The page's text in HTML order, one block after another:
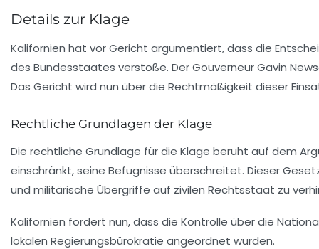
Details zur Klage
Kalifornien hat vor Gericht argumentiert, dass die
des Bundesstaates verstoße. Der Gouverneur Gavin
Das Gericht wird nun über die Rechtmäßigkeit dieser
Rechtliche Grundlagen der Klage
Die rechtliche Grundlage für die Klage beruht auf dem
einschränkt, seine Befugnisse überschreitet. Dieser
und militärische Übergriffe auf zivilen Rechtsstaat zu
Kalifornien fordert nun, dass die Kontrolle über die
lokalen Regierungsbürokratie angeordnet wurden.